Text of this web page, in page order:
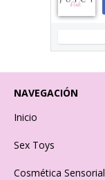
NAVEGACIÓN
Inicio
Sex Toys
Cosmética Sensorial